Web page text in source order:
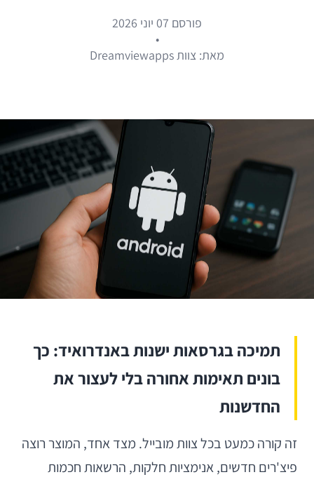
פורסם 07 יוני 2026
•
מאת: צוות Dreamviewapps
תמיכה בגרסאות ישנות באנדרואיד: כך
בונים תאימות אחורה בלי לעצור את
החדשנות
זה קורה כמעט בכל צוות מובייל. מצד אחד, המוצר רוצה
פיצ'רים חדשים, אנימציות חלקות, הרשאות חכמות